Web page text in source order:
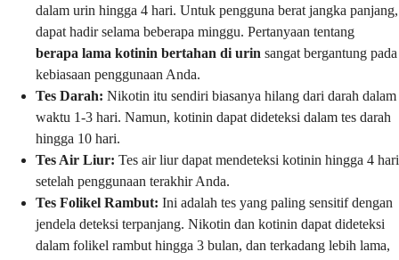
dalam urin hingga 4 hari. Untuk pengguna berat jangka panjang,
dapat hadir selama beberapa minggu. Pertanyaan tentang
berapa lama kotinin bertahan di urin sangat bergantung pada
kebiasaan penggunaan Anda.
Tes Darah: Nikotin itu sendiri biasanya hilang dari darah dalam
waktu 1-3 hari. Namun, kotinin dapat dideteksi dalam tes darah
hingga 10 hari.
Tes Air Liur: Tes air liur dapat mendeteksi kotinin hingga 4 hari
setelah penggunaan terakhir Anda.
Tes Folikel Rambut: Ini adalah tes yang paling sensitif dengan
jendela deteksi terpanjang. Nikotin dan kotinin dapat dideteksi
dalam folikel rambut hingga 3 bulan, dan terkadang lebih lama,